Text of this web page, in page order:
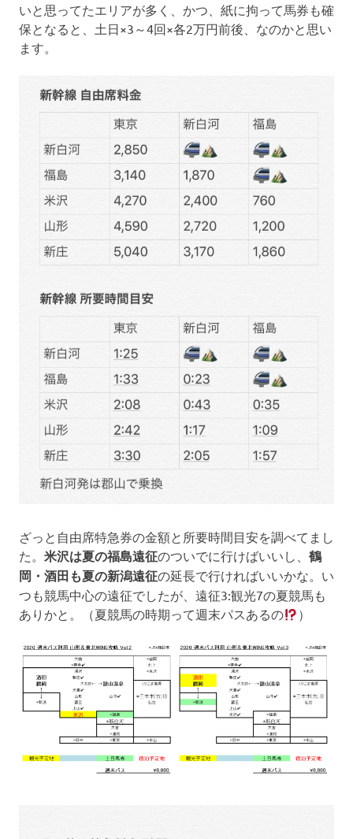
いと思ってたエリアが多く、かつ、紙に拘って馬券も確
保となると、土日×3～4回×各2万円前後、なのかと思い
ます。
ざっと自由席特急券の金額と所要時間目安を調べてまし
た。 米沢は夏の福島遠征のついでに行けばいいし、 鶴
岡・酒田も夏の新潟遠征の延長で行ければいいかな。い
つも競馬中心の遠征でしたが、遠征3:観光7の夏競馬も
ありかと。（夏競馬の時期って週末パスあるの
）